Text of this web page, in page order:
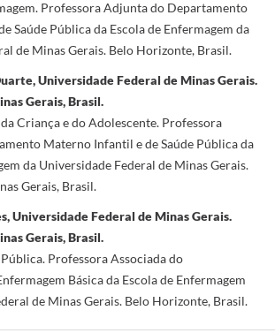
Professora Adjunta do Departamento
Saúde Pública da Escola de Enfermagem da
de Minas Gerais. Belo Horizonte, Brasil.
Universidade Federal de Minas Gerais.
Gerais, Brasil.
Criança e do Adolescente. Professora
Materno Infantil e de Saúde Pública da
da Universidade Federal de Minas Gerais.
Gerais, Brasil.
Universidade Federal de Minas Gerais.
Gerais, Brasil.
Professora Associada do
Básica da Escola de Enfermagem
de Minas Gerais. Belo Horizonte, Brasil.